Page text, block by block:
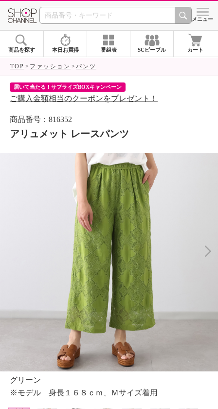
SHOP CHANNEL シメニュー
商品を探す 本日お買得 番組表 SCピープル カート
TOP ファッション パンツ
届いて当たる！サプライズBOXキャンペーン
ご購入金額相当のクーポンをプレゼント！
商品番号：816352
アリュメット レースパンツ
グリーン
※モデル 身長１６８ｃｍ、Ｍサイズ着用